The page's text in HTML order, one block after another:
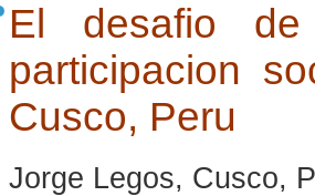
El desafio
participacion
Cusco, Peru
Jorge Legos, Cusco,